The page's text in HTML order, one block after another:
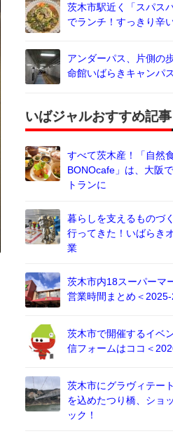
茨木市駅近く「スパス
でランチ！すっきり辛
アンダーパス、片側の
命館いばらきキャンパ
いばジャルおすすめ記事
すべて茨木産！「自然
BONOcafe」は、大阪
トランに
暮らしを支えるものづ
行ってきた！いばらき
業
茨木市内18スーパーマ
営業時間まとめ＜2025-
茨木市で開催するイベ
信フォームはココ＜
茨木市にグラヴィテー
を込めたつり橋、ショ
ック！